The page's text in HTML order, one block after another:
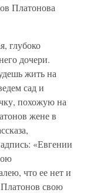
Платонова
глубоко
дочери.
жить на
сад и
похожую на
жене в
«Евгении
что ее нет и
Платонов свою